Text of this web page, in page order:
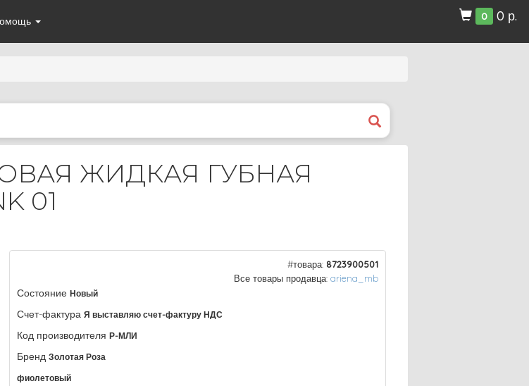
0 0 р.
ЖИДКАЯ ГУБНАЯ
01
#товара: 8723900501
Все товары продавца: ariena_mb
Состояние Новый
Счет-фактура Я выставляю счет-фактуру НДС
Код производителя Р-МЛИ
Бренд Золотая Роза
фиолетовый